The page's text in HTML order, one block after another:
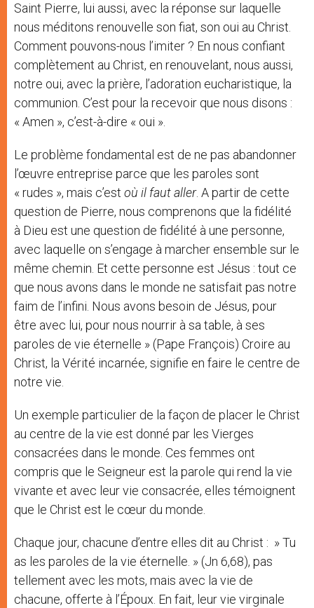
Saint Pierre, lui aussi, avec la réponse sur laquelle
nous méditons renouvelle son fiat, son oui au Christ.
Comment pouvons-nous l’imiter ? En nous confiant
complètement au Christ, en renouvelant, nous aussi,
notre oui, avec la prière, l’adoration eucharistique, la
communion. C’est pour la recevoir que nous disons :
« Amen », c’est-à-dire « oui ».
Le problème fondamental est de ne pas abandonner
l’œuvre entreprise parce que les paroles sont
« rudes », mais c’est où il faut aller. A partir de cette
question de Pierre, nous comprenons que la fidélité
à Dieu est une question de fidélité à une personne,
avec laquelle on s’engage à marcher ensemble sur le
même chemin. Et cette personne est Jésus : tout ce
que nous avons dans le monde ne satisfait pas notre
faim de l’infini. Nous avons besoin de Jésus, pour
être avec lui, pour nous nourrir à sa table, à ses
paroles de vie éternelle » (Pape François) Croire au
Christ, la Vérité incarnée, signifie en faire le centre de
notre vie.
Un exemple particulier de la façon de placer le Christ
au centre de la vie est donné par les Vierges
consacrées dans le monde. Ces femmes ont
compris que le Seigneur est la parole qui rend la vie
vivante et avec leur vie consacrée, elles témoignent
que le Christ est le cœur du monde.
Chaque jour, chacune d’entre elles dit au Christ : » Tu
as les paroles de la vie éternelle. » (Jn 6,68), pas
tellement avec les mots, mais avec la vie de
chacune, offerte à l’Époux. En fait, leur vie virginale